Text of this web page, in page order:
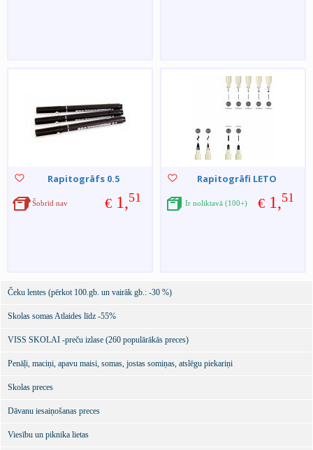
Rapitogrāfs 0.5
€ 1,51
Šobrīd nav
Rapitogrāfi LETO
€ 1,51
Ir noliktavā (100+)
Čeku lentes (pērkot 100.gb. un vairāk gb.: -30 %)
Skolas somas Atlaides līdz -55%
VISS SKOLAI -preču izlase (260 populārākās preces)
Penāļi, maciņi, apavu maisi, somas, jostas somiņas, atslēgu piekariņi
Skolas preces
Dāvanu iesaiņošanas preces
Viesību un piknika lietas